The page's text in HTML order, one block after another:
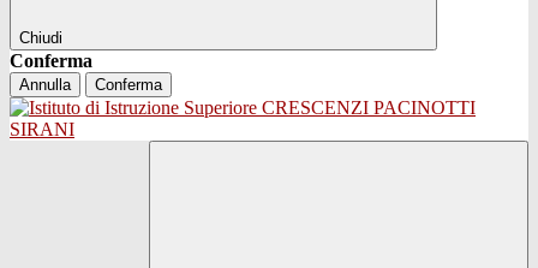
Chiudi
Conferma
Annulla Conferma